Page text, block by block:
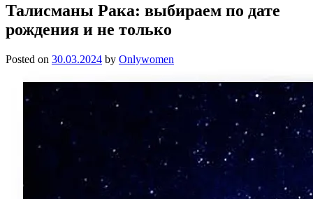
Талисманы Рака: выбираем по дате
рождения и не только
Posted on 30.03.2024 by Onlywomen